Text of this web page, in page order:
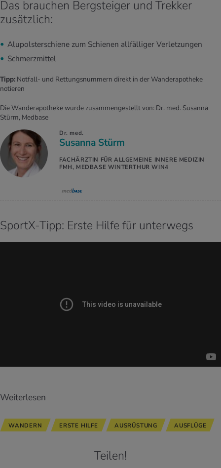
Das brauchen Bergsteiger und Trekker
zusätzlich:
Dr. med.
Susanna Stürm
FACHÄRZTIN FÜR ALLGEMEINE INNERE MEDIZIN
FMH, MEDBASE WINTERTHUR WIN4
Alupolsterschiene zum Schienen allfälliger Verletzungen
Schmerzmittel
Tipp: Notfall- und Rettungsnummern direkt in der Wanderapotheke
notieren
Die Wanderapotheke wurde zusammengestellt von: Dr. med. Susanna
Stürm, Medbase
SportX-Tipp: Erste Hilfe für unterwegs
Weiterlesen
WANDERN ERSTE HILFE AUSRÜSTUNG AUSFLÜGE
Teilen!